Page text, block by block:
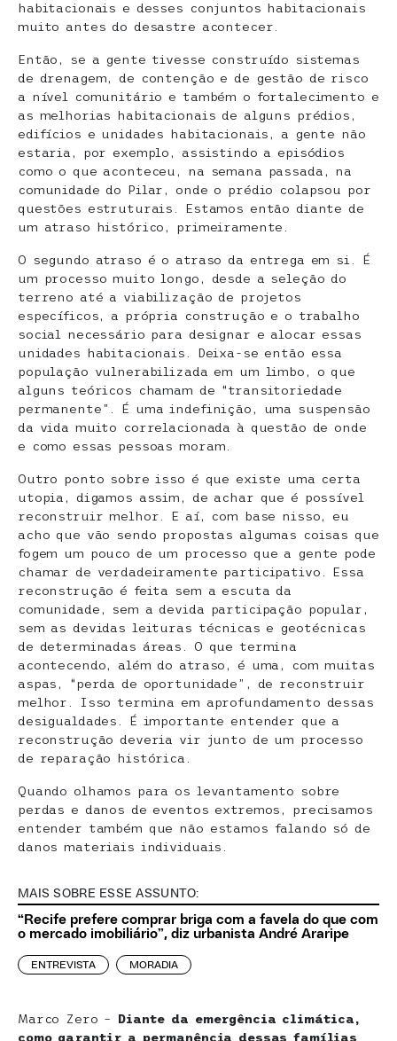
habitacionais e desses conjuntos habitacionais
muito antes do desastre acontecer.
Então, se a gente tivesse construído sistemas
de drenagem, de contenção e de gestão de risco
a nível comunitário e também o fortalecimento e
as melhorias habitacionais de alguns prédios,
edifícios e unidades habitacionais, a gente não
estaria, por exemplo, assistindo a episódios
como o que aconteceu, na semana passada, na
comunidade do Pilar, onde o prédio colapsou por
questões estruturais. Estamos então diante de
um atraso histórico, primeiramente.
O segundo atraso é o atraso da entrega em si. É
um processo muito longo, desde a seleção do
terreno até a viabilização de projetos
específicos, a própria construção e o trabalho
social necessário para designar e alocar essas
unidades habitacionais. Deixa-se então essa
população vulnerabilizada em um limbo, o que
alguns teóricos chamam de “transitoriedade
permanente”. É uma indefinição, uma suspensão
da vida muito correlacionada à questão de onde
e como essas pessoas moram.
Outro ponto sobre isso é que existe uma certa
utopia, digamos assim, de achar que é possível
reconstruir melhor. E aí, com base nisso, eu
acho que vão sendo propostas algumas coisas que
fogem um pouco de um processo que a gente pode
chamar de verdadeiramente participativo. Essa
reconstrução é feita sem a escuta da
comunidade, sem a devida participação popular,
sem as devidas leituras técnicas e geotécnicas
de determinadas áreas. O que termina
acontecendo, além do atraso, é uma, com muitas
aspas, “perda de oportunidade”, de reconstruir
melhor. Isso termina em aprofundamento dessas
desigualdades. É importante entender que a
reconstrução deveria vir junto de um processo
de reparação histórica.
Quando olhamos para os levantamento sobre
perdas e danos de eventos extremos, precisamos
entender também que não estamos falando só de
danos materiais individuais.
MAIS SOBRE ESSE ASSUNTO:
“Recife prefere comprar briga com a favela do que com
o mercado imobiliário”, diz urbanista André Araripe
ENTREVISTA MORADIA
Marco Zero – Diante da emergência climática,
como garantir a permanência dessas famílias